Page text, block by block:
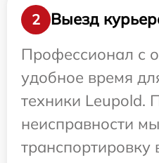
2
Выезд
Профессионал с
удобное время
техники Leupold.
неисправности
транспортировку